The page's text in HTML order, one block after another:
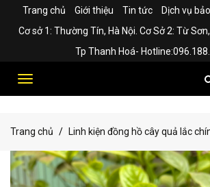
Trang chủ Giới thiệu Tin tức Dịch vụ
Cơ sở 1: Thường Tín, Hà Nội. Cơ Sở 2: Từ
Tp Thanh Hoá-
Toggle
Trang chủ Linh kiện đồng hồ cây quả lắc